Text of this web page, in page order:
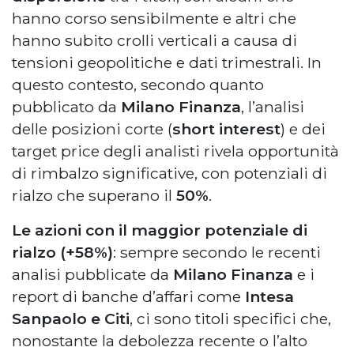
hanno corso sensibilmente e altri che
hanno subito crolli verticali a causa di
tensioni geopolitiche e dati trimestrali. In
questo contesto, secondo quanto
pubblicato da Milano Finanza, l’analisi
delle posizioni corte (short interest) e dei
target price degli analisti rivela opportunità
di rimbalzo significative, con potenziali di
rialzo che superano il 50%.
Le azioni con il maggior potenziale di
rialzo (+58%): sempre secondo le recenti
analisi pubblicate da Milano Finanza e i
report di banche d’affari come Intesa
Sanpaolo e Citi, ci sono titoli specifici che,
nonostante la debolezza recente o l’alto